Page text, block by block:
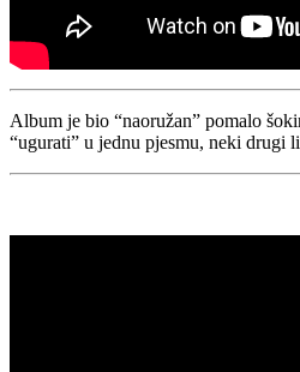
Album je bio “naoružan” pomalo
“ugurati” u jednu pjesmu, neki drugi